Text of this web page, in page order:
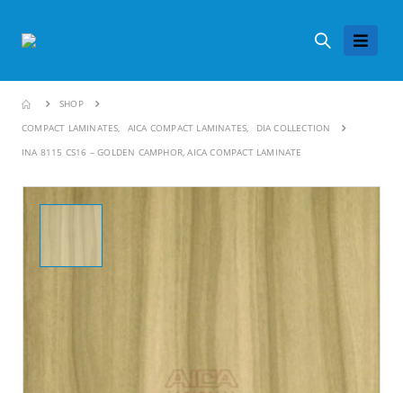
SHOP
COMPACT LAMINATES, AICA COMPACT LAMINATES,
DIA COLLECTION
INA 8115 CS16 – GOLDEN CAMPHOR, AICA COMPACT LAMINATE